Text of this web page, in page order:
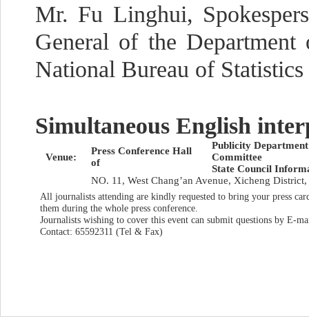
Mr. Fu Linghui,
General of the
National Bureau of Statistics
Simultaneous English
Venue:
Press Conference Hall
of
Publicity
Committee
State Council
NO. 11, West Chang’an Avenue, Xicheng
All journalists attending are kindly requested to bring your press
them during the whole press conference.
Journalists wishing to cover this event can submit questions by E-
Contact: 65592311 (Tel & Fax)